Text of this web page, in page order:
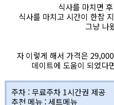
식사를 마치면
식사를 마치고 시간이 한참
그냥 나
자 이렇게 해서 가격은
데이트에 도움이 되었다
주차 : 무료주차 1시간권 제공
추천 메뉴 : 세트메뉴